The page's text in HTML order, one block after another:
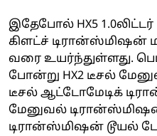
இதேபோல் HX5
கிளட்ச் டிரான்ஸ்மிஷன்
வரை உயர்ந்துள்ளது.
போன்று HX2 டீசல்
டீசல் ஆட்டோமேடிக்
மேனுவல்
டிரான்ஸ்மிஷன் டூயல்